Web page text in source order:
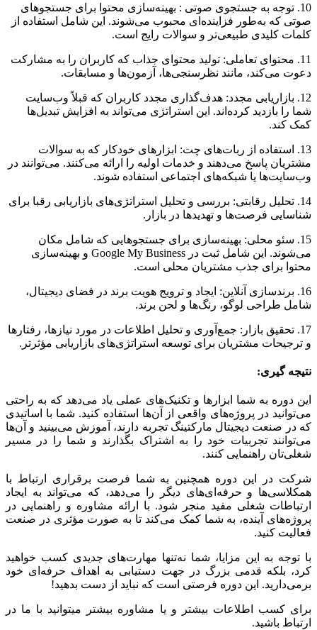
10. توجه به جستجوی صوتی : بهینه‌سازی محتوا برای جستجوهای
صوتی که به‌طور فزاینده‌ای محبوب می‌شوند. این شامل استفاده از
کلمات کلیدی طبیعی‌تر و سوالات رایج است.
11. محتوای تعاملی: تولید محتوای جذاب که کاربران را به مشارکت
دعوت می‌کند، مانند نظرسنجی‌ها، آزمون‌ها و مسابقات.
12. بازاریابی مجدد: هدف‌گذاری مجدد کاربران که قبلاً وب‌سایت
شما را بازدید کرده‌اند. این استراتژی می‌تواند به افزایش تبدیل‌ها
کمک کند.
13. استفاده از ربات‌های چت: ابزارهای خودکار که به سوالات
مشتریان پاسخ می‌دهند و خدمات اولیه را ارائه می‌کنند. می‌توانند در
وب‌سایت‌ها یا شبکه‌های اجتماعی استفاده شوند.
14. تحلیل رقابتی: بررسی و تحلیل استراتژی‌های بازاریابی رقبا برای
شناسایی فرصت‌ها و تهدیدها در بازار.
15. سئو محلی: بهینه‌سازی برای جستجوهایی که شامل مکان
می‌شوند. این شامل ثبت در Google My Business و بهینه‌سازی
محتوا برای جذب مشتریان محلی است.
16. برندسازی آنلاین: ایجاد و ترویج هویت برند در فضای دیجیتال،
شامل طراحی لوگو، رنگ‌ها و لحن برند.
17. تحقیق بازار: جمع‌آوری و تحلیل اطلاعات در مورد نیازها، رفتارها
و ترجیحات مشتریان برای توسعه استراتژی‌های بازاریابی مؤثرتر.
نتیجه گیری:
این دوره به شما ابزارها و تکنیک‌های عملی یاد می‌دهد که به راحتی
می‌توانید در پروژه‌های واقعی از آن‌ها استفاده کنید. شما با اساتیدی
که در صنعت دیجیتال مارکتینگ تجربه دارند، آموزش می‌بینید و آن‌ها
می‌توانند تجربیات خود را به اشتراک بگذارند و شما را در مسیر
شغلی‌تان راهنمایی کنند.
شرکت در این دوره همچنین به شما فرصت برقراری ارتباط با
همکلاسی‌ها و حرفه‌ای‌های دیگر را می‌دهد، که می‌تواند به ایجاد
ارتباطات شغلی مفید منجر شود. با ارائه مشاوره و راهنمایی در
پروژه‌های آینده، به شما کمک می‌کند تا به صورت مؤثری در صنعت
فعالیت کنید.
با توجه به این مزایا، شما نه‌تنها مهارت‌های جدیدی کسب خواهید
کرد، بلکه قدمی بزرگ در جهت دستیابی به اهداف حرفه‌ای خود
برمی‌دارید. این دوره فرصتی است که نباید از دست بدهید!
برای کسب اطلاعات بیشتر و یا مشاوره بیشتر میتوانید با ما در
ارتباط باشید.